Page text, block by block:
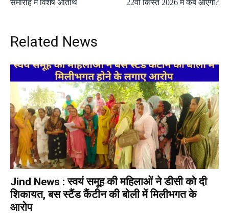
समारोह में विशेष अतिथि 22वीं किस्त 2026 में कब आएगी?
Related News
Jind News : स्वयं समूह की महिलाओं ने डीसी को दी
शिकायत, बस स्टैंड कैंटीन की बोली में मिलीभगत के
आरोप